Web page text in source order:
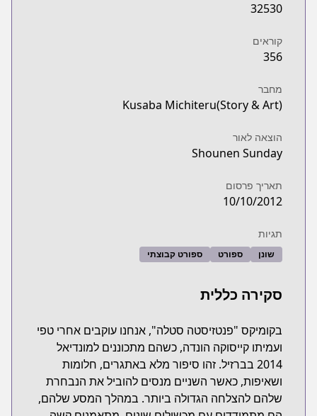
32530
קוראים
356
מחבר
Kusaba Michiteru(Story & Art)
הוצאה לאור
Shounen Sunday
תאריך פרסום
10/10/2012
תגיות
שונן ספורט ספורט קבוצתי
סקירה כללית
בקומיקס "פנטזיסטה סטלה", אנחנו עוקבים אחרי טפי
ועמיתו קייסוקה הונדה, כשהם מתכוננים למונדיאל
2014 בברזיל. זהו סיפור מלא באתגרים, חלומות
ושאיפות, כאשר השניים מנסים להוביל את הנבחרת
שלהם להצלחה הגדולה ביותר. במהלך המסע שלהם,